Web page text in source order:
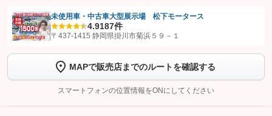
【STEP1】認証画面でグーネットを友だち追加してから「許可する」ボタンを押
トーク画面で
ボタンをタップして問い合わせを
完了してください。
こちら
未使用車・中古車大型展示場 松下モータース
4.9187件
〒437-1415 静岡県掛川市菊浜５９－１
MAPで販売店までのルートを確認する
スマートフォンの位置情報をONにしてください